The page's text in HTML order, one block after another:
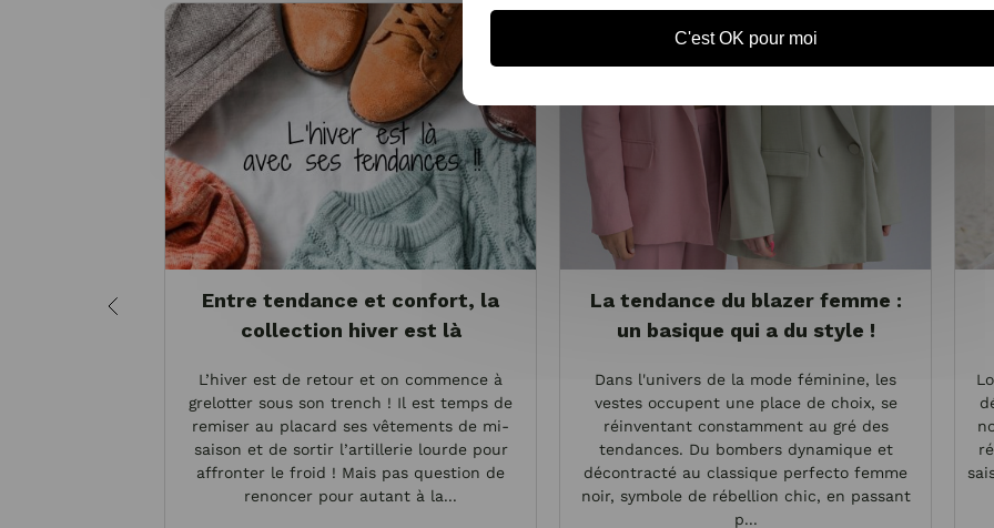
Entre tendance et confort, la
collection hiver est là
L’hiver est de retour et on commence à
grelotter sous son trench ! Il est temps de
remiser au placard ses vêtements de mi-
saison et de sortir l’artillerie lourde pour
affronter le froid ! Mais pas question de
renoncer pour autant à la...
La tendance du blazer femme :
un basique qui a du style !
Dans l'univers de la mode féminine, les
vestes occupent une place de choix, se
réinventant constamment au gré des
tendances. Du bombers dynamique et
décontracté au classique perfecto femme
noir, symbole de rébellion chic, en passant
p...
C'est OK pour moi